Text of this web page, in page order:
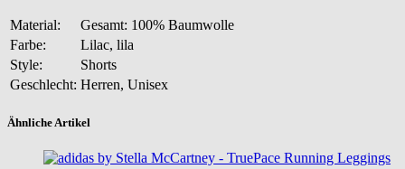
Material:
Gesamt: 100% Baumwolle
Farbe:
Lilac, lila
Style:
Shorts
Geschlecht: Herren, Unisex
Ähnliche Artikel